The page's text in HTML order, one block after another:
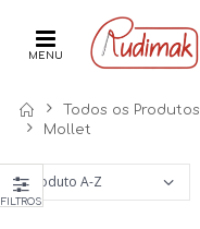
MENU
Todos os Produtos
Mollet
FILTROS